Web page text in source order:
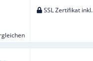
SSL Zertifikat inkl.